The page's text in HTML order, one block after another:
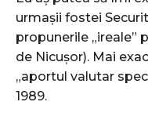
urmașii fostei
propunerile „ireale”
de Nicușor). Mai
„aportul valutar
1989.